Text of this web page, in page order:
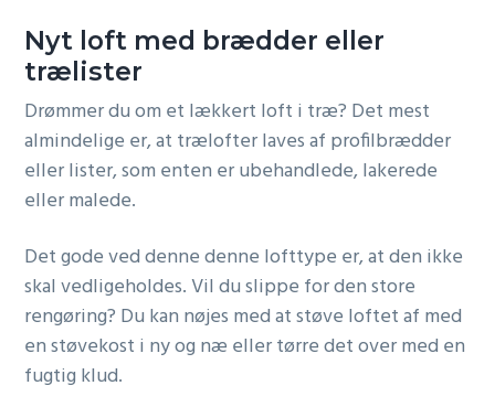
Nyt loft med brædder eller
trælister
Drømmer du om et lækkert loft i træ? Det mest
almindelige er, at trælofter laves af profilbrædder
eller lister, som enten er ubehandlede, lakerede
eller malede.
Det gode ved denne denne lofttype er, at den ikke
skal vedligeholdes. Vil du slippe for den store
rengøring? Du kan nøjes med at støve loftet af med
en støvekost i ny og næ eller tørre det over med en
fugtig klud.